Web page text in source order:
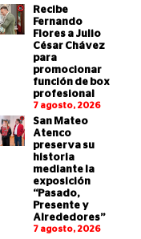
Recibe
Fernando
Flores a Julio
César Chávez
para
promocionar
función de box
profesional
7 agosto, 2026
San Mateo
Atenco
preserva su
historia
mediante la
exposición
“Pasado,
Presente y
Alrededores”
7 agosto, 2026